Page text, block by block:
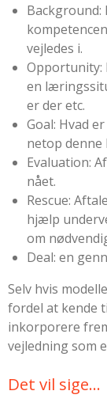
vejledes i.
Opportunity:
en
er der etc.
Goal: Hvad
netop
Evaluation:
nået.
Rescue:
hjælp
om
Deal: en
Selv hvis
fordel at kende
inkorporere
vejledning som
Det vil sige...